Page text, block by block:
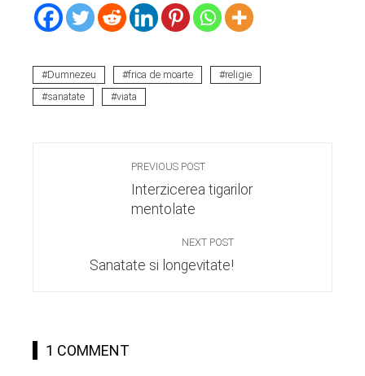
Dumnezeu frica de moarte
religie
sanatate
viata
PREVIOUS POST
Interzicerea tigarilor
mentolate
NEXT POST
Sanatate si longevitate!
1 COMMENT